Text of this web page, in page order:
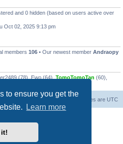
to ensure you get the
Learn more
it!
and 0 hidden (based on users active over
Oct 02, 2025 9:13 pm
members 106 • Our newest member Andraopy
(78), Ewo (64), TomoTomoTan (60),
All times are UTC
Contact us
· All rights reserved